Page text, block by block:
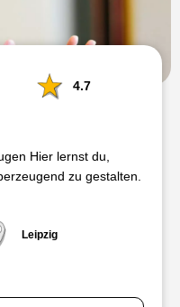
4.7
Hier lernst du,
zu gestalten.
Leipzig